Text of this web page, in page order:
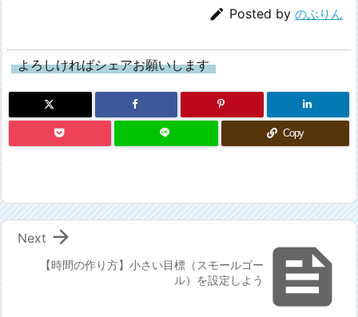
 Posted by のぶりん
よろしければシェアお願いします
Copy

【時間の作り方】小さい目標（スモールゴー
ル）を設定しよう

Next